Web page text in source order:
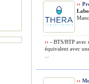
››
›› - BTS/BTP avec
équivalent avec
››